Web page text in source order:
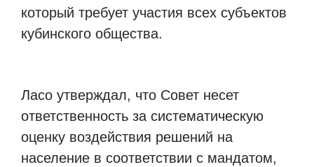
который требует участия всех субъектов
кубинского общества.
Ласо утверждал, что Совет несет
ответственность за систематическую
оценку воздействия решений на
население в соответствии с мандатом,